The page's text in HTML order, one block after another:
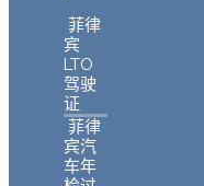
菲律
宾
LTO
驾驶
证
菲律
宾汽
车年